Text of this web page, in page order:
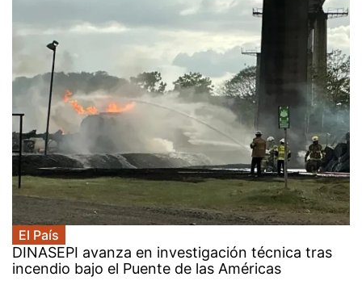
El País
DINASEPI avanza en investigación técnica tras
incendio bajo el Puente de las Américas